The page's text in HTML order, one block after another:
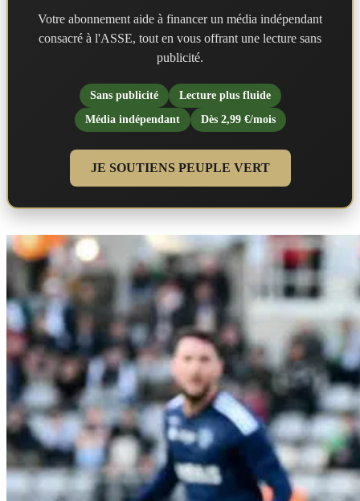
Votre abonnement aide à financer un média indépendant
consacré à l'ASSE, tout en vous offrant une lecture sans
publicité.
Sans publicité
Lecture plus fluide
Média indépendant
Dès 2,99 €/mois
JE SOUTIENS PEUPLE VERT